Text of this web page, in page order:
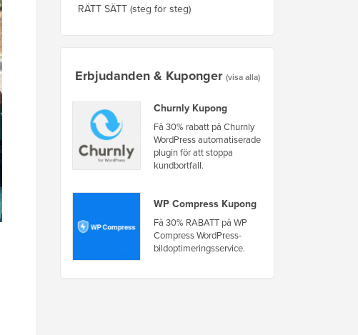
RÄTT SÄTT (steg för steg)
Erbjudanden & Kuponger (visa alla)
Churnly Kupong
Få 30% rabatt på Churnly
WordPress automatiserade
plugin för att stoppa
kundbortfall.
WP Compress Kupong
Få 30% RABATT på WP
Compress WordPress-
bildoptimeringsservice.